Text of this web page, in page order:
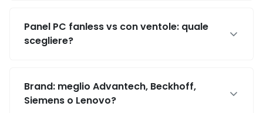
Panel PC fanless vs con ventole: quale
scegliere?
Brand: meglio Advantech, Beckhoff,
Siemens o Lenovo?